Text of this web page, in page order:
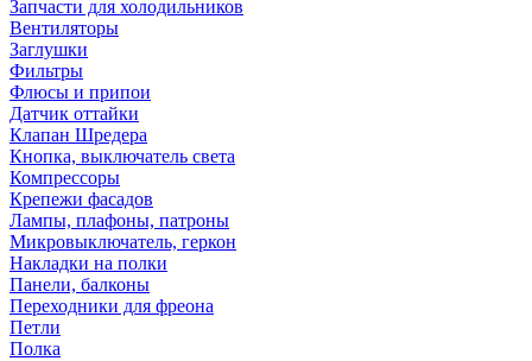
Запчасти для холодильников
Вентиляторы
Заглушки
Фильтры
Флюсы и припои
Датчик оттайки
Клапан Шредера
Кнопка, выключатель света
Компрессоры
Крепежи фасадов
Лампы, плафоны, патроны
Микровыключатель, геркон
Накладки на полки
Панели, балконы
Переходники для фреона
Петли
Полка